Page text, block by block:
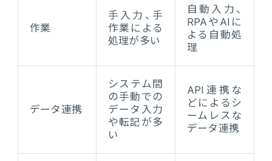
作業
手入力、手
作業による
処理が多い
自動入力、
RPAやAIに
よる自動処
理
データ連携
システム間
の手動での
データ入力
や転記が多
い
API連携な
どによるシ
ームレスな
データ連携